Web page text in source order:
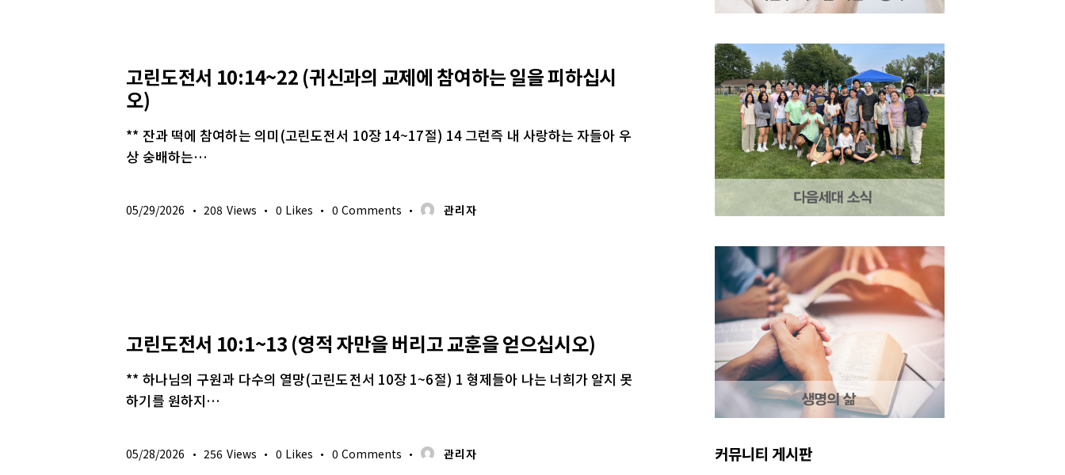
고린도전서 10:14~22 (귀신과의 교제에 참여하는 일을 피하십시
오)
** 잔과 떡에 참여하는 의미(고린도전서 10장 14~17절) 14 그런즉 내 사랑하는 자들아 우
상 숭배하는…
05/29/2026 208 Views 0 Likes 0 Comments 관리자
고린도전서 10:1~13 (영적 자만을 버리고 교훈을 얻으십시오)
** 하나님의 구원과 다수의 열망(고린도전서 10장 1~6절) 1 형제들아 나는 너희가 알지 못
하기를 원하지…
05/28/2026 256 Views 0 Likes 0 Comments 관리자 커뮤니티 게시판